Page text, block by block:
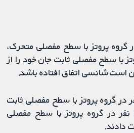
هر 1000 نفر در گروه پروتز با سطح مفصلی متحرک،
با سطح مفصلی ثابت جان خود را از
است شانسی اتفاق افتاده باشد.
مورد از هر 1000 نفر در گروه پروتز با سطح مفصلی ثابت
و 33 مورد از هر 1000 نفر در گروه پروتز با سطح مفصلی
دادند.